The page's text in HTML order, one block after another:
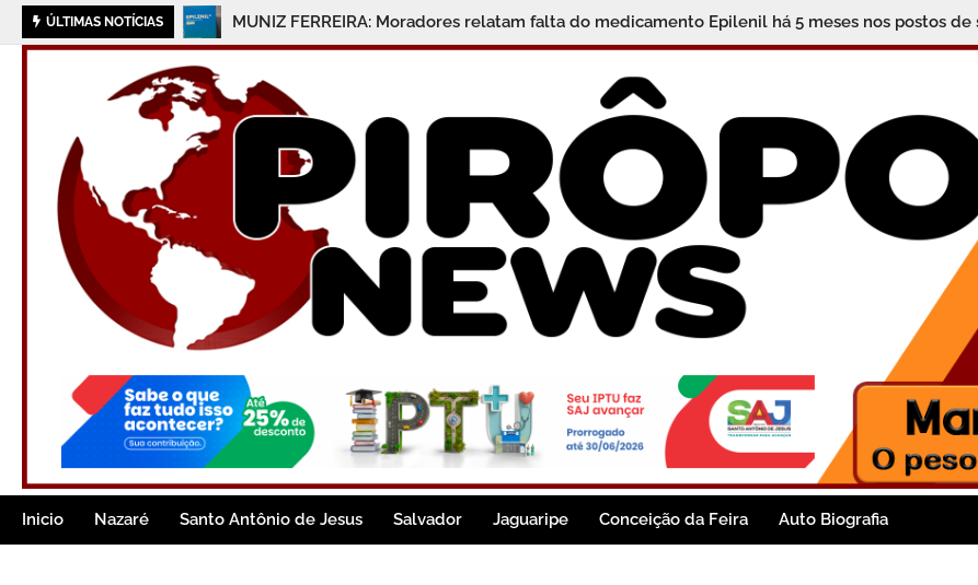
ÚLTIMAS NOTÍCIAS MUNIZ FERREIRA: Moradores relatam falta do medicamento Epilenil há 5 meses nos postos de
Inicio Nazaré Santo Antônio de Jesus Salvador Jaguaripe Conceição da Feira Auto Biografia